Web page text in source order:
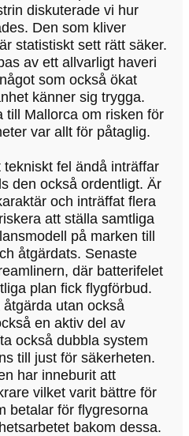
diskuterade vi hur
Den som kliver
statistiskt sett rätt säker.
av ett allvarligt haveri
som också ökat
känner sig trygga.
till Mallorca om risken för
var allt för påtaglig.
fel ändå inträffar
den också ordentligt. Är
och inträffat flera
att ställa samtliga
på marken till
åtgärdats. Senaste
där batterifelet
plan fick flygförbud.
utan också
en aktiv del av
också dubbla system
till just för säkerheten.
har inneburit att
vilket varit bättre för
betalar för flygresorna
bakom dessa.